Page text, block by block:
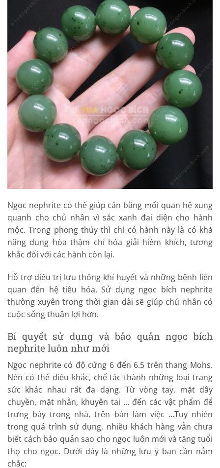
Ngọc nephrite có thể giúp cân bằng mối quan hệ xung
quanh cho chủ nhân vì sắc xanh đại diện cho hành
mộc. Trong phong thủy thì chỉ có hành này là có khả
năng dung hòa thậm chí hóa giải hiềm khích, tương
khắc đối với các hành còn lại.
Hỗ trợ điều trị lưu thông khí huyết và những bệnh liên
quan đến hệ tiêu hóa. Sử dụng ngọc bích nephrite
thường xuyên trong thời gian dài sẽ giúp chủ nhân có
cuộc sống thuận lợi hơn.
Bí quyết sử dụng và bảo quản ngọc bích
nephrite luôn như mới
Ngọc nephrite có độ cứng 6 đến 6.5 trên thang Mohs.
Nên có thể điêu khắc, chế tác thành những loại trang
sức khác nhau rất đa dạng. Từ vòng tay, mặt dây
chuyền, mặt nhẫn, khuyên tai … đến các vật phẩm để
trưng bày trong nhà, trên bàn làm việc …Tuy nhiên
trong quá trình sử dụng, nhiều khách hàng vẫn chưa
biết cách bảo quản sao cho ngọc luôn mới và tăng tuổi
thọ cho ngọc. Dưới đây là những lưu ý bạn cần nắm
chắc: